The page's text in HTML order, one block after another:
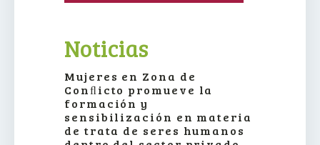
Noticias
Mujeres en Zona de
Conﬂicto promueve la
formación y
sensibilización en materia
de trata de seres humanos